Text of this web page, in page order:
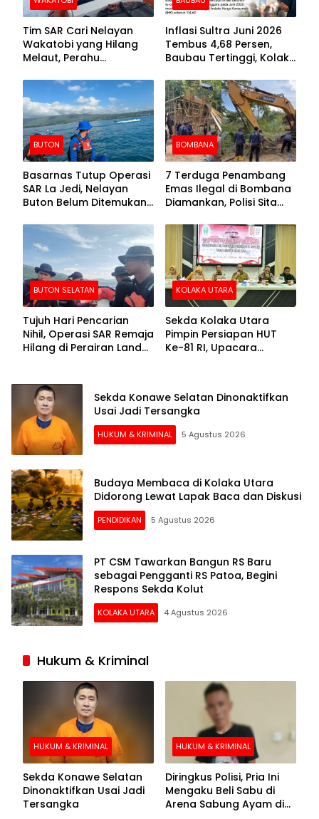
Tim SAR Cari Nelayan
Wakatobi yang Hilang
Melaut, Perahu
Kemasukan Air
Inflasi Sultra Juni 2026
Tembus 4,68 Persen,
Baubau Tertinggi, Kolaka
BUTON
Basarnas Tutup Operasi
SAR La Jedi, Nelayan
Buton Belum Ditemukan
BOMBANA
7 Terduga Penambang
Emas Ilegal di Bombana
Diamankan, Polisi Sita
Crusher
BUTON SELATAN
Tujuh Hari Pencarian
Nihil, Operasi SAR Remaja
Hilang di Perairan Lande
KOLAKA UTARA
Sekda Kolaka Utara
Pimpin Persiapan HUT
Ke-81 RI, Upacara
Sekda Konawe Selatan Dinonaktifkan
Usai Jadi Tersangka
HUKUM & KRIMINAL 5 Agustus 2026
Budaya Membaca di Kolaka Utara
Didorong Lewat Lapak Baca dan Diskusi
PENDIDIKAN 5 Agustus 2026
PT CSM Tawarkan Bangun RS Baru
sebagai Pengganti RS Patoa, Begini
Respons Sekda Kolut
KOLAKA UTARA 4 Agustus 2026
Hukum & Kriminal
HUKUM & KRIMINAL
Sekda Konawe Selatan
Dinonaktifkan Usai Jadi
Tersangka
HUKUM & KRIMINAL
Diringkus Polisi, Pria Ini
Mengaku Beli Sabu di
Arena Sabung Ayam di